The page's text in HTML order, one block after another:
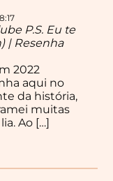
P.S. Eu te
| Resenha
2022
aqui no
da história,
muitas
Ao […]